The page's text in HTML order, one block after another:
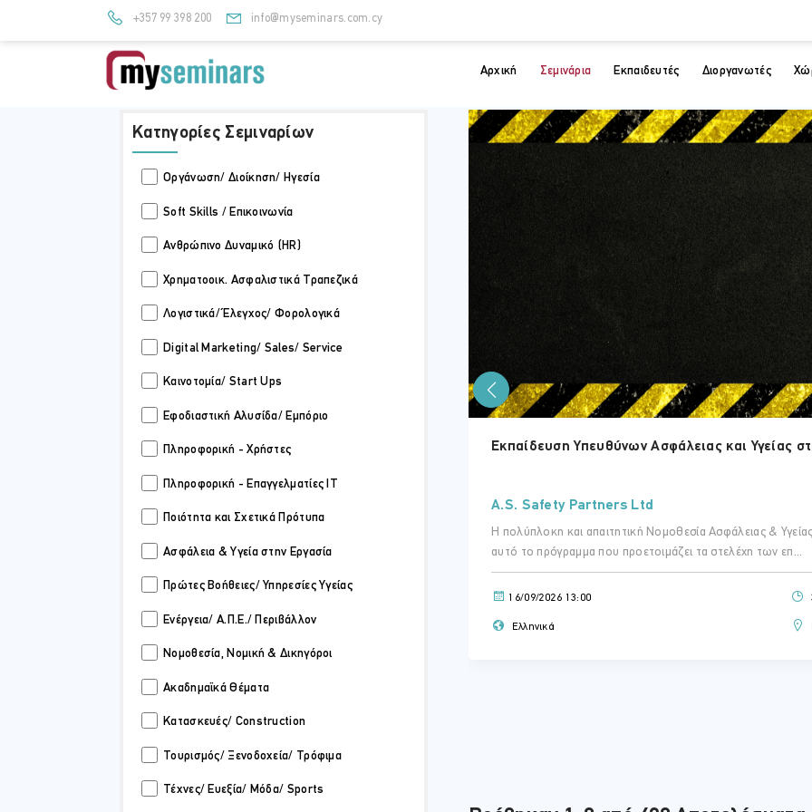
+357 99 398 200 info@myseminars.com.cy
Αρχική Σεμινάρια Εκπαιδευτές Διοργανωτές
Κατηγορίες Σεμιναρίων
Οργάνωση/ Διοίκηση/ Ηγεσία
Soft Skills / Επικοινωνία
Ανθρώπινο Δυναμικό (HR)
Χρηματοοικ. Ασφαλιστικά Τραπεζικά
Λογιστικά/ Έλεγχος/ Φορολογικά
Digital Marketing/ Sales/ Service
Καινοτομία/ Start Ups
Εφοδιαστική Αλυσίδα/ Εμπόριο
Πληροφορική - Χρήστες
Πληροφορική - Επαγγελματίες IT
Ποιότητα και Σχετικά Πρότυπα
Ασφάλεια & Υγεία στην Εργασία
Πρώτες Βοήθειες/ Υπηρεσίες Υγείας
Ενέργεια/ Α.Π.Ε./ Περιβάλλον
Νομοθεσία, Νομική & Δικηγόροι
Ακαδημαϊκά Θέματα
Κατασκευές/ Construction
Τουρισμός/ Ξενοδοχεία/ Τρόφιμα
Τέχνες/ Ευεξία/ Μόδα/ Sports
και Φυσικών Προσώπων): Νομικό Πλαίσιο και Πρακτικές
εξοπλίσει τους συμμετέχοντ...
Live Online
Εκπαίδευση Υπευθύνων Ασφάλειας και Υγείας
A.S. Safety Partners Ltd
Η πολύπλοκη και απαιτητική Νομοθεσία Ασφάλειας &
αυτό το πρόγραμμα που προετοιμάζει τα στελέχη των επ...
16/09/2026 13:00
Ελληνικά